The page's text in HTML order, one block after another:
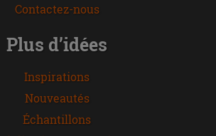
Contactez-nous
Plus d’idées
Inspirations
Nouveautés
Échantillons